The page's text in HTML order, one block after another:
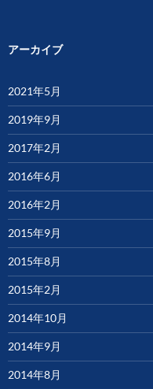
アーカイブ
2021年5月
2019年9月
2017年2月
2016年6月
2016年2月
2015年9月
2015年8月
2015年2月
2014年10月
2014年9月
2014年8月